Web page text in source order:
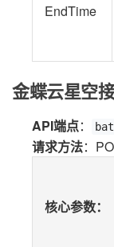
EndTime
金蝶云星空
API端点：
请求方法：
核心参数：